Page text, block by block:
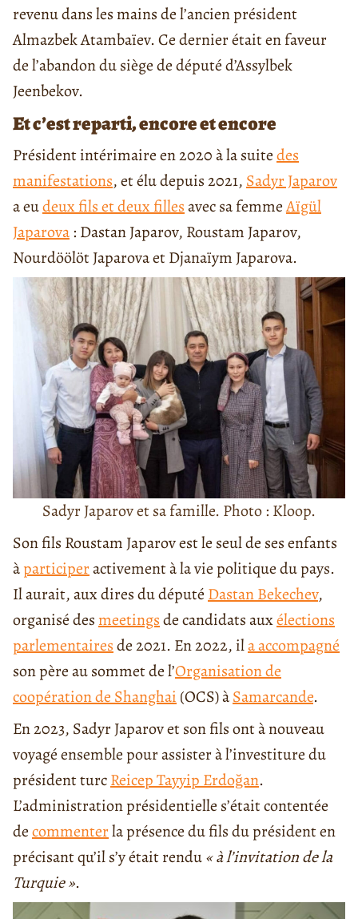
revenu dans les mains de l’ancien président
Almazbek Atambaïev. Ce dernier était en faveur
de l’abandon du siège de député d’Assylbek
Jeenbekov.
Et c’est reparti, encore et encore
Président intérimaire en 2020 à la suitedes
manifestations, et élu depuis 2021, Sadyr Japarov
a eudeux fils et deux fillesavec sa femmeAïgül
Japarova: Dastan Japarov, Roustam Japarov,
Nourdöölöt Japarova et Djanaïym Japarova.
Sadyr Japarov et sa famille. Photo : Kloop.
Son fils Roustam Japarov est le seul de ses enfants
àparticiperactivement à la vie politique du pays.
Il aurait, aux dires du députéDastan Bekechev,
organisé desmeetingsde candidats auxélections
parlementairesde 2021. En 2022, ila accompagné
son père au sommet de l’Organisation de
coopération de Shanghai(OCS) àSamarcande.
En 2023, Sadyr Japarov et son fils ont à nouveau
voyagé ensemble pour assister à l’investiture du
président turcReicep Tayyip Erdoğan.
L’administration présidentielle s’était contentée
decommenterla présence du fils du président en
précisant qu’il s’y était rendu« à l’invitation de la
Turquie ».